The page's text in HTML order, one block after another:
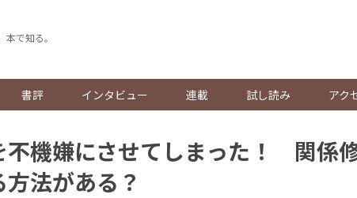
本で知る。
書評 インタビュー 連載 試し読み アク
不機嫌にさせてしまった！ 関係
方法がある？